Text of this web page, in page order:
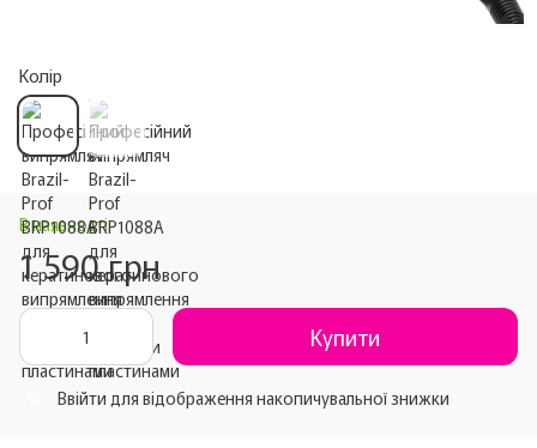
Колір
В наявності
1 590 грн
Купити
Ввійти для відображення накопичувальної знижки